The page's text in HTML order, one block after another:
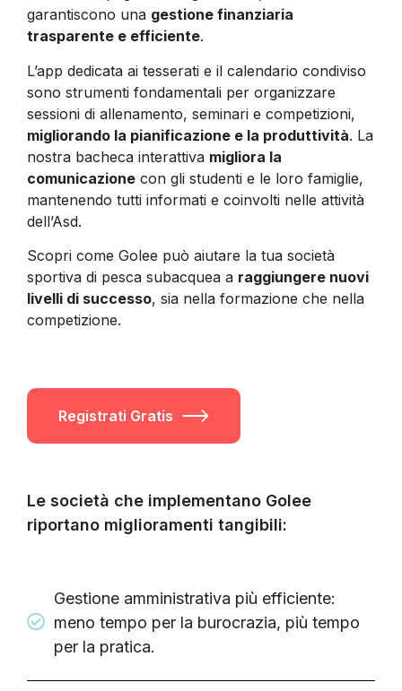
garantiscono una gestione finanziaria
trasparente e efficiente.
L’app dedicata ai tesserati e il calendario condiviso
sono strumenti fondamentali per organizzare
sessioni di allenamento, seminari e competizioni,
migliorando la pianificazione e la produttività. La
nostra bacheca interattiva migliora la
comunicazione con gli studenti e le loro famiglie,
mantenendo tutti informati e coinvolti nelle attività
dell’Asd.
Scopri come Golee può aiutare la tua società
sportiva di pesca subacquea a raggiungere nuovi
livelli di successo, sia nella formazione che nella
competizione.
Registrati Gratis
Le società che implementano Golee
riportano miglioramenti tangibili:
Gestione amministrativa più efficiente:
meno tempo per la burocrazia, più tempo
per la pratica.